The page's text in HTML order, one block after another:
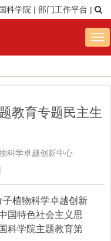
科学院 | 部门工作平台 |
教育专题民主生
科学卓越创新中心
子植物科学卓越创新
国特色社会主义思
科学院主题教育第